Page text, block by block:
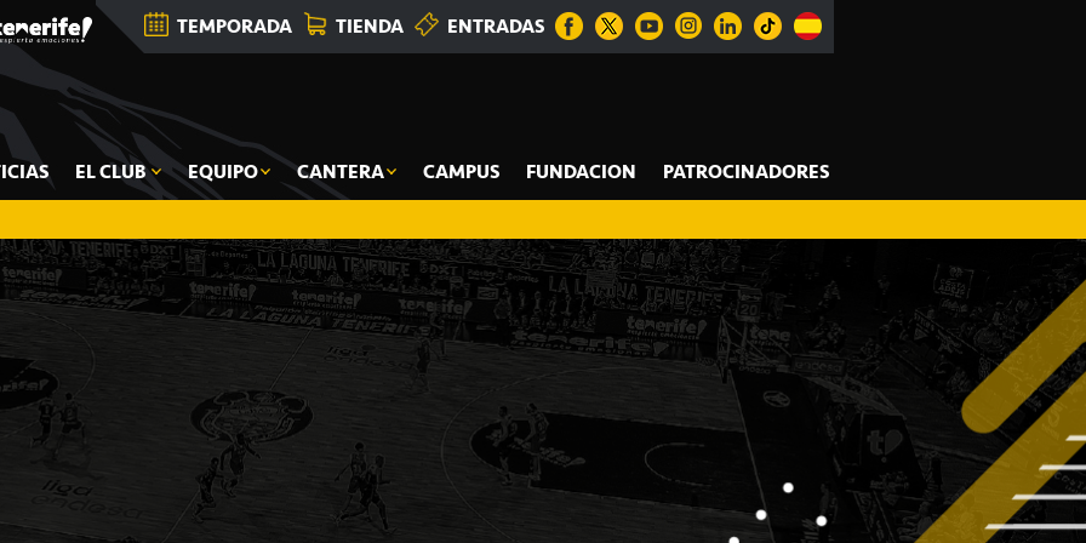
TEMPORADA TIENDA ENTRADAS
EL CLUB EQUIPO CANTERA CAMPUS FUNDACION PATROCINADORES